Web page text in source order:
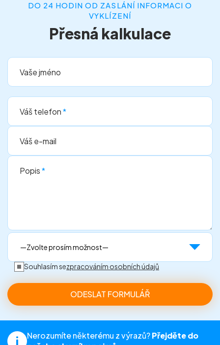
DO 24 HODIN OD ZASLÁNÍ INFORMACI O
VYKLÍZENÍ
Přesná kalkulace
Vaše jméno
Váš telefon*
Váš e-mail
Popis*
Souhlasím sezpracováním osobních údajů
Nerozumíte některému z výrazů?Přejděte do